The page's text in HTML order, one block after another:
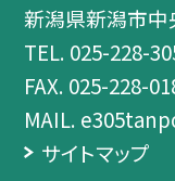
新潟県新潟市
TEL. 025-228-
FAX. 025-228-
MAIL.
サイトマップ